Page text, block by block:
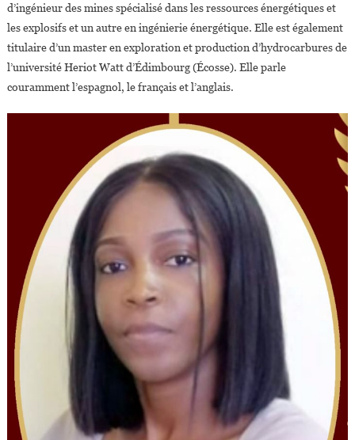
d’ingénieur des mines spécialisé dans les ressources énergétiques et
les explosifs et un autre en ingénierie énergétique. Elle est également
titulaire d’un master en exploration et production d’hydrocarbures de
l’université Heriot Watt d’Édimbourg (Écosse). Elle parle
couramment l’espagnol, le français et l’anglais.